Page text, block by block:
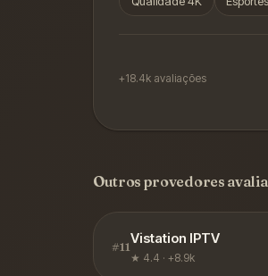
+18.4k avaliações
Outros provedores
#11
Vistation IPTV
★ 4.4 · +8.9k